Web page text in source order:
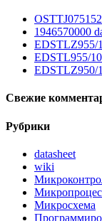
1946570000
EDSTLZ955/
EDSTL955/
EDSTLZ950/
Свежие
Рубрики
datasheet
wiki
Микросхема